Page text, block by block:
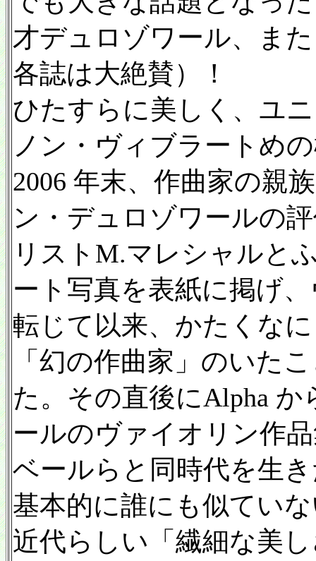
才デュロゾワール、ま
各誌は大絶賛）！
ひたすらに美しく、ユ
ノン・ヴィブラートめ
2006 年末、作曲家の親
ン・デュロゾワールの
リストM.マレシャルと
ート写真を表紙に掲げ
転じて以来、かたくな
「幻の作曲家」のいた
た。その直後にAlpha
ールのヴァイオリン作
ベールらと同時代を生
基本的に誰にも似てい
近代らしい「繊細な美